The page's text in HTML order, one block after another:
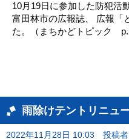
10月19日に参加した防犯活
富田林市の広報誌、 広報「
た。（まちかどトピック
雨除けテントリニュ
2022年11月28日 10:03 投稿